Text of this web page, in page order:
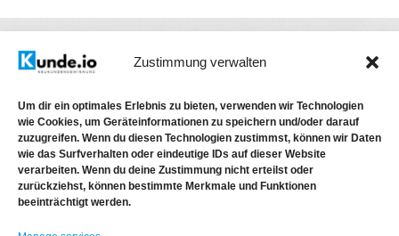
Zustimmung verwalten
Um dir ein optimales Erlebnis zu bieten, verwenden wir Technologien
wie Cookies, um Geräteinformationen zu speichern und/oder darauf
zuzugreifen. Wenn du diesen Technologien zustimmst, können wir Daten
wie das Surfverhalten oder eindeutige IDs auf dieser Website
verarbeiten. Wenn du deine Zustimmung nicht erteilst oder
zurückziehst, können bestimmte Merkmale und Funktionen
beeinträchtigt werden.
Strategien und bewährte Methoden, um
neue Kunden zu gewinnen.
HIER MEHR ERFAHREN